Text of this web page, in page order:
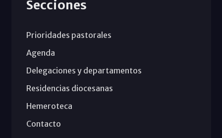
Secciones
Prioridades pastorales
Agenda
Delegaciones y departamentos
Residencias diocesanas
Hemeroteca
Contacto